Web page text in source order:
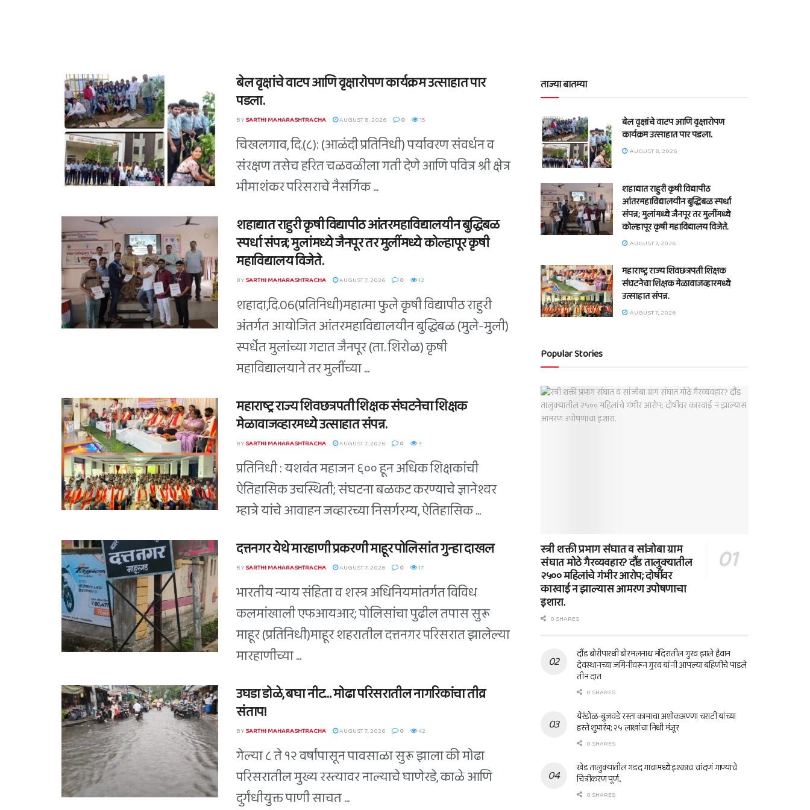
बेल वृक्षांचे वाटप आणि वृक्षारोपण कार्यक्रम उत्साहात पार
पडला.
BYSARTHI MAHARASHTRACHA AUGUST 8, 2026 0 15
चिखलगाव, दि.(८): (आळंदी प्रतिनिधी) पर्यावरण संवर्धन व
संरक्षण तसेच हरित चळवळीला गती देणे आणि पवित्र श्री क्षेत्र
भीमाशंकर परिसराचे नैसर्गिक ...
शहाद्यात राहुरी कृषी विद्यापीठ आंतरमहाविद्यालयीन बुद्धिबळ
स्पर्धा संपन्न; मुलांमध्ये जैनपूर तर मुलींमध्ये कोल्हापूर कृषी
महाविद्यालय विजेते.
BYSARTHI MAHARASHTRACHA AUGUST 7, 2026 0 12
शहादा,दि.06(प्रतिनिधी)महात्मा फुले कृषी विद्यापीठ राहुरी
अंतर्गत आयोजित आंतरमहाविद्यालयीन बुद्धिबळ (मुले-मुली)
स्पर्धेत मुलांच्या गटात जैनपूर (ता. शिरोळ) कृषी
महाविद्यालयाने तर मुलींच्या ...
महाराष्ट्र राज्य शिवछत्रपती शिक्षक संघटनेचा शिक्षक
मेळावाजव्हारमध्ये उत्साहात संपन्न.
BYSARTHI MAHARASHTRACHA AUGUST 7, 2026 0 3
प्रतिनिधी : यशवंत महाजन ६०० हून अधिक शिक्षकांची
ऐतिहासिक उचस्थिती; संघटना बळकट करण्याचे ज्ञानेश्वर
म्हात्रे यांचे आवाहन जव्हारच्या निसर्गरम्य, ऐतिहासिक ...
दत्तनगर येथे मारहाणी प्रकरणी माहूर पोलिसांत गुन्हा दाखल
BYSARTHI MAHARASHTRACHA AUGUST 7, 2026 0 17
भारतीय न्याय संहिता व शस्त्र अधिनियमांतर्गत विविध
कलमांखाली एफआयआर; पोलिसांचा पुढील तपास सुरू
माहूर (प्रतिनिधी)माहूर शहरातील दत्तनगर परिसरात झालेल्या
मारहाणीच्या ...
उघडा डोळे, बघा नीट… मोढा परिसरातील नागरिकांचा तीव्र
संताप!
BYSARTHI MAHARASHTRACHA AUGUST 7, 2026 0 42
गेल्या ८ ते १२ वर्षांपासून पावसाळा सुरू झाला की मोढा
परिसरातील मुख्य रस्त्यावर नाल्याचे घाणेरडे, काळे आणि
दुर्गंधीयुक्त पाणी साचत ...
ताज्या बातम्या
बेल वृक्षांचे वाटप आणि वृक्षारोपण
कार्यक्रम उत्साहात पार पडला.
AUGUST 8, 2026
शहाद्यात राहुरी कृषी विद्यापीठ
आंतरमहाविद्यालयीन बुद्धिबळ स्पर्धा
संपन्न; मुलांमध्ये जैनपूर तर मुलींमध्ये
कोल्हापूर कृषी महाविद्यालय विजेते.
AUGUST 7, 2026
महाराष्ट्र राज्य शिवछत्रपती शिक्षक
संघटनेचा शिक्षक मेळावाजव्हारमध्ये
उत्साहात संपन्न.
AUGUST 7, 2026
Popular Stories
स्त्री शक्ती प्रभाग संघात व सांजोबा ग्राम
संघात मोठे गैरव्यवहार? दौंड तालुक्यातील
२५०० महिलांचे गंभीर आरोप; दोषींवर
कारवाई न झाल्यास आमरण उपोषणाचा
इशारा.
0 SHARES
दौंड बोरीपारधी बोरमलनाथ मंदिरातील गुरव झाले हैवान
देवस्थानच्या जमिनीवरून गुरव यांनी आपल्या बहिणीचे पाडले
तीन दात
0 SHARES
येरंडोळ-बुजवडे रस्ता कामाचा अशोकअण्णा चराटी यांच्या
हस्ते शुभारंभ; २५ लाखांचा निधी मंजूर
0 SHARES
खेड तालुक्यातील गडद गावामध्ये इश्काच चांदणं गाण्याचे
चित्रीकरण पूर्ण..
0 SHARES